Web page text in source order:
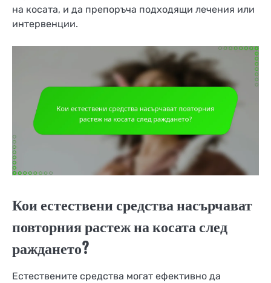
на косата, и да препоръча подходящи лечения или
интервенции.
Кои естествени средства насърчават
повторния растеж на косата след
раждането?
Естествените средства могат ефективно да